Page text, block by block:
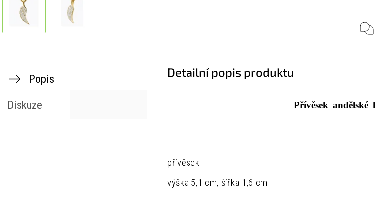
Popis
Diskuze
Detailní popis produktu
Přívěsek
přívěsek
výška 5,1 cm, šířka 1,6 cm